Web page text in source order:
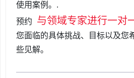
使用案例。.
预约
与领域专家进行一对
您面临的具体挑战、目标以及您
些见解。